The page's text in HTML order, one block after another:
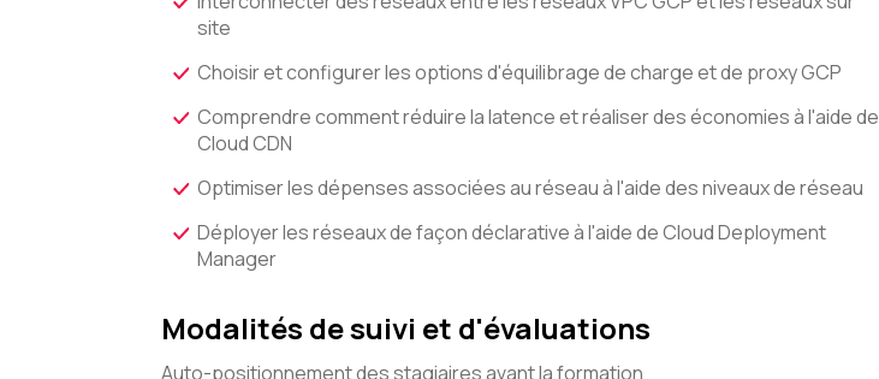
site
Choisir et configurer les options d'équilibrage de charge et de proxy GCP
Comprendre comment réduire la latence et réaliser des économies à l'aide de
Cloud CDN
Optimiser les dépenses associées au réseau à l'aide des niveaux de réseau
Déployer les réseaux de façon déclarative à l'aide de Cloud Deployment
Manager
Modalités de suivi et d'évaluations
Auto-positionnement des stagiaires avant la formation